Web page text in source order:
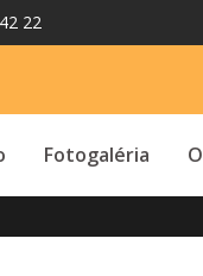
22
Fotogaléria